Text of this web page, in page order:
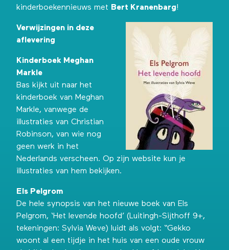
kinderboekennieuws met Bert Kranenbarg!
Verwijzingen in deze
aflevering
Kinderboek Meghan
Markle
Bas kijkt uit naar het
kinderboek van Meghan
Markle, vanwege de
illustraties van Christian
Robinson, van wie nog
geen werk in het
Nederlands verscheen. Op zijn website kun je
illustraties van hem bekijken.
Els Pelgrom
De hele synopsis van het nieuwe boek van Els
Pelgrom, ‘Het levende hoofd’ (Luitingh-Sijthoff 9+,
tekeningen: Sylvia Weve) luidt als volgt: “Gekko
woont al een tijdje in het huis van een oude vrouw